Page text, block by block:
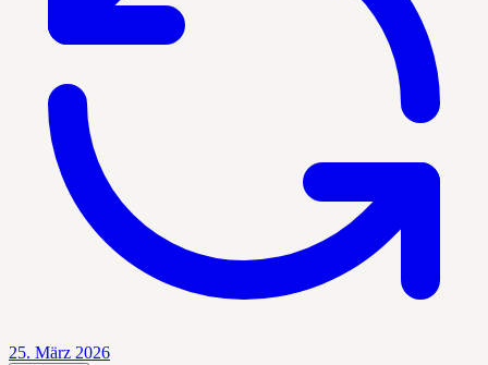
25. März 2026